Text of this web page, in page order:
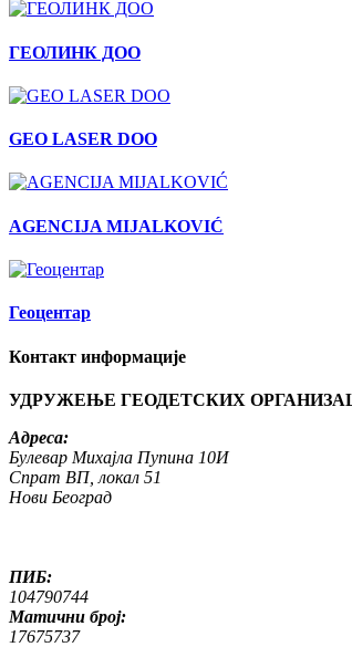
ГЕОЛИНК ДОО
GEO LASER DOO
AGENCIJA MIJALKOVIĆ
Геоцентар
Контакт информације
УДРУЖЕЊЕ ГЕОДЕТСКИХ
Адреса:
Булевар Михајла Пупина 10И
Спрат ВП, локал 51
Нови Београд
ПИБ:
104790744
Матични број:
17675737